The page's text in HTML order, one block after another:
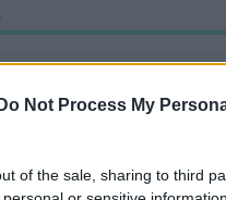
Do Not Process My
of the sale, sharing to third